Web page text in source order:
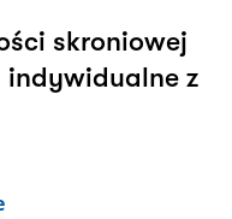
skroniowej
indywidualne z